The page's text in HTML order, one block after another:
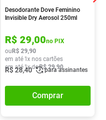
Desodorante Dove Feminino
Invisible Dry Aerosol 250ml
R$ 29,00no PIX
ou R$ 29,90
em até 1x nos cartões
em até 1x deR$ 29,90
R$28,40 para assinantes
Comprar